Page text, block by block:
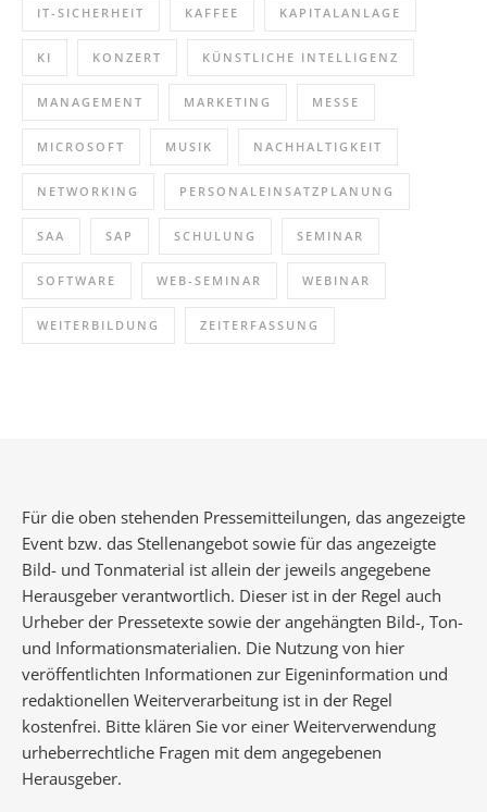
IT-SICHERHEIT KAFFEE KAPITALANLAGE
KI KONZERT KÜNSTLICHE INTELLIGENZ
MANAGEMENT MARKETING MESSE
MICROSOFT MUSIK NACHHALTIGKEIT
NETWORKING PERSONALEINSATZPLANUNG
SAA SAP SCHULUNG SEMINAR
SOFTWARE WEB-SEMINAR WEBINAR
WEITERBILDUNG ZEITERFASSUNG
Für die oben stehenden Pressemitteilungen, das angezeigte
Event bzw. das Stellenangebot sowie für das angezeigte
Bild- und Tonmaterial ist allein der jeweils angegebene
Herausgeber verantwortlich. Dieser ist in der Regel auch
Urheber der Pressetexte sowie der angehängten Bild-, Ton-
und Informationsmaterialien. Die Nutzung von hier
veröffentlichten Informationen zur Eigeninformation und
redaktionellen Weiterverarbeitung ist in der Regel
kostenfrei. Bitte klären Sie vor einer Weiterverwendung
urheberrechtliche Fragen mit dem angegebenen
Herausgeber.